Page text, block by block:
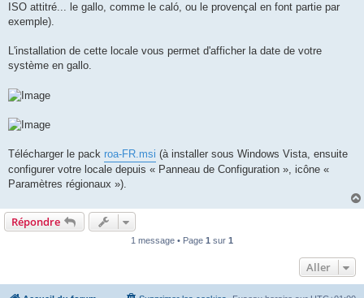
ISO attitré... le gallo, comme le caló, ou le provençal en font partie par
exemple).
L'installation de cette locale vous permet d'afficher la date de votre
système en gallo.
Télécharger le pack roa-FR.msi (à installer sous Windows Vista, ensuite
configurer votre locale depuis « Panneau de Configuration », icône «
Paramètres régionaux »).
Répondre
1 message • Page 1 sur 1
Aller